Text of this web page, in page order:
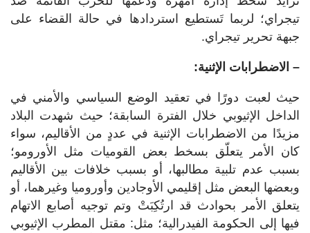
تيجراي؛ لربما تَستطيع استردادها في حالة القضاء على
جبهة تحرير تيجراي.
– الاضطرابات الإثنية:
حيث لعبت دورًا في تعقيد الوضع السياسي والأمني في
الداخل الإثيوبي خلال الفترة السابقة؛ حيث شهدت البلاد
مزيدًا من الاضطرابات الإثنية في عددٍ من الأقاليم، سواء
كان الأمر يتعلّق بسخط بعض القوميات مثل الأورومو؛
بسبب عدم تلبية مطالبها، أو بسبب خلافات بين الأقاليم
وبعضها البعض مثل إقليمي الأوجادين وأوروميا وغيرهما، أو
يتعلق الأمر بحوادث قد ارتُكِبَتْ وتم توجيه أصابع الاتهام
فيها إلى الحكومة الفيدرالية؛ مثل: مقتل المطرب الإثيوبي